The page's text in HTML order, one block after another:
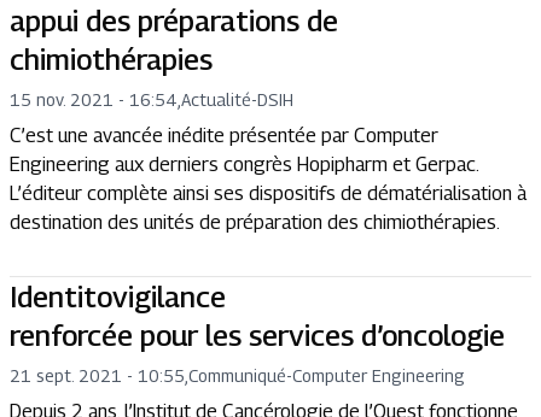
appui des préparations de
chimiothérapies
15 nov. 2021 - 16:54 Actualité-DSIH
C’est une avancée inédite présentée par Computer
Engineering aux derniers congrès Hopipharm et Gerpac.
L’éditeur complète ainsi ses dispositifs de dématérialisation à
destination des unités de préparation des chimiothérapies.
Identitovigilance
renforcée pour les services d’oncologie
21 sept. 2021 - 10:55 Communiqué-Computer Engineering
Depuis 2 ans, l’Institut de Cancérologie de l’Ouest fonctionne